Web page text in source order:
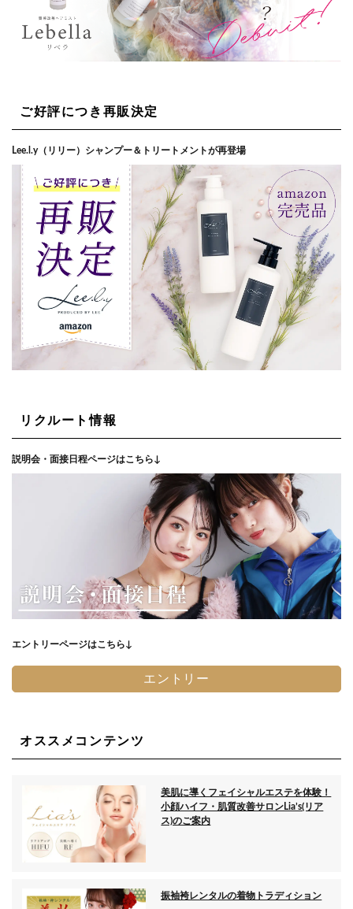
ご好評につき再販決定
Lee.l.y（リリー）シャンプー＆トリートメントが再登場
リクルート情報
説明会・面接日程ページはこちら↓
エントリーページはこちら↓
エントリー
オススメコンテンツ
美肌に導くフェイシャルエステを体験！
小顔ハイフ・肌質改善サロンLia’s(リア
ス)のご案内
振袖袴レンタルの着物トラディション